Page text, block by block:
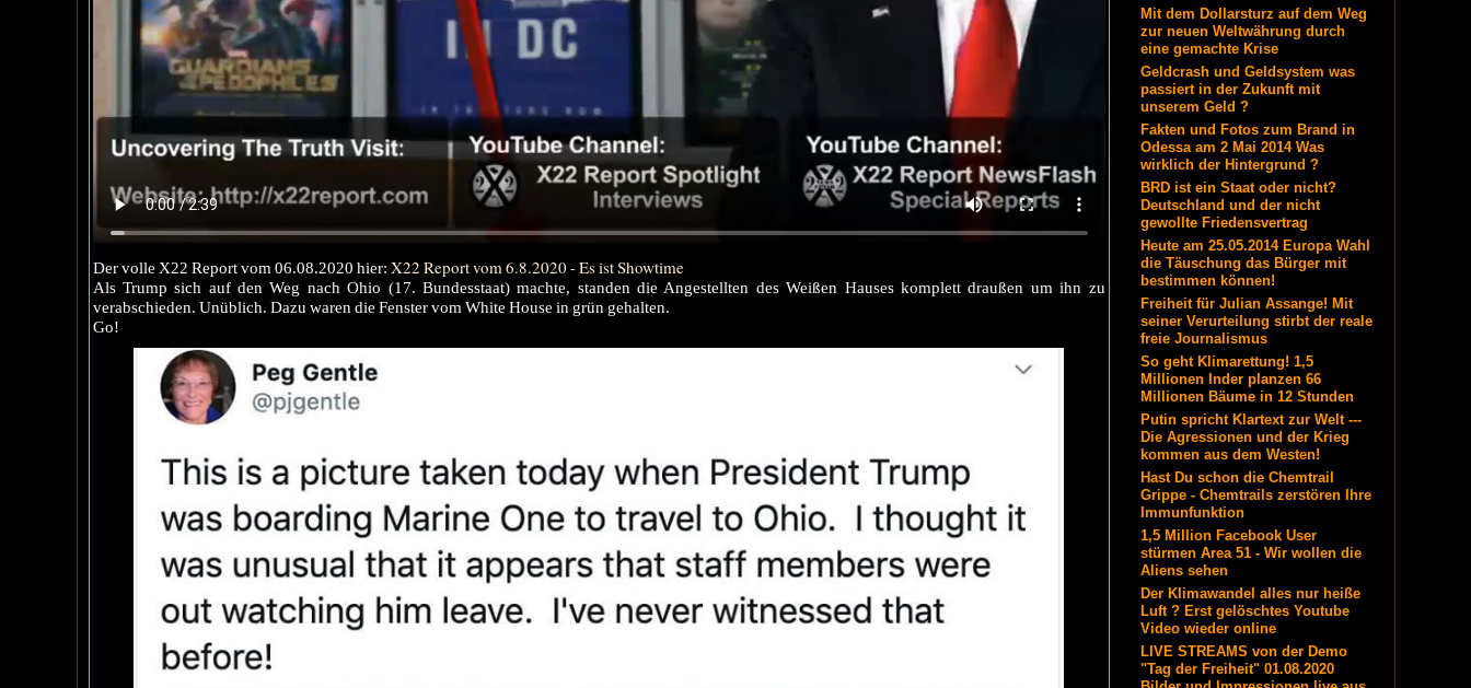
Der volle X22 Report vom 06.08.2020 hier: X22 Report vom 6.8.2020 - Es ist Showtime
Als Trump sich auf den Weg nach Ohio (17. Bundesstaat) machte, standen die Angestellten des Weißen Hauses komplett draußen um ihn zu
verabschieden. Unüblich. Dazu waren die Fenster vom White House in grün gehalten.
Go!
Mit dem Dollarsturz auf dem Weg
zur neuen Weltwährung durch
eine gemachte Krise
Geldcrash und Geldsystem was
passiert in der Zukunft mit
unserem Geld ?
Fakten und Fotos zum Brand in
Odessa am 2 Mai 2014 Was
wirklich der Hintergrund ?
BRD ist ein Staat oder nicht?
Deutschland und der nicht
gewollte Friedensvertrag
Heute am 25.05.2014 Europa Wahl
die Täuschung das Bürger mit
bestimmen können!
Freiheit für Julian Assange! Mit
seiner Verurteilung stirbt der reale
freie Journalismus
So geht Klimarettung! 1,5
Millionen Inder planzen 66
Millionen Bäume in 12 Stunden
Putin spricht Klartext zur Welt ---
Die Agressionen und der Krieg
kommen aus dem Westen!
Hast Du schon die Chemtrail
Grippe - Chemtrails zerstören Ihre
Immunfunktion
1,5 Million Facebook User
stürmen Area 51 - Wir wollen die
Aliens sehen
Der Klimawandel alles nur heiße
Luft ? Erst gelöschtes Youtube
Video wieder online
LIVE STREAMS von der Demo
"Tag der Freiheit" 01.08.2020